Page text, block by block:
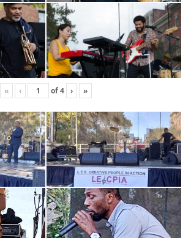
« ‹ of4 › »